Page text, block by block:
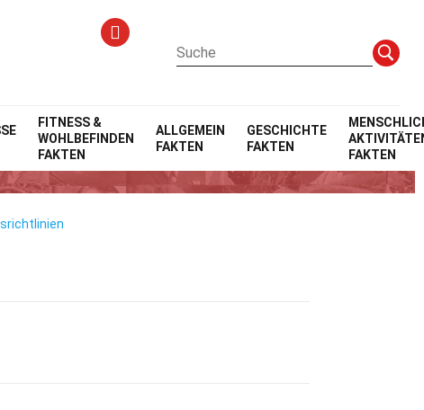
FITNESS &
WOHLBEFINDEN
FAKTEN
ALLGEMEIN
FAKTEN
GESCHICHTE
FAKTEN
FAKTEN